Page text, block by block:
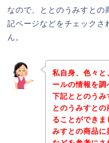
なので、ととのうみすとの
記ページなどをチェックさ
ん。
私自身、色々と
ールの情報を調
下記ととのうみ
とのうみすと
ることができま
みすとの商品に